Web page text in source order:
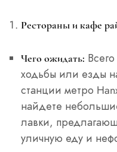
Рестораны и кафе
Чего ожидать:
ходьбы или езды
станции метро
найдете
лавки,
уличную еду и